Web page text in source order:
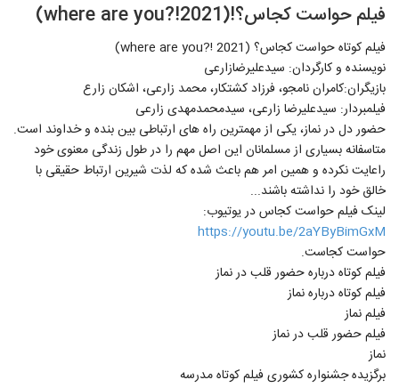
فیلم حواست کجاس؟!(where are you?!2021)
فیلم کوتاه حواست کجاس؟ (where are you?! 2021)
نویسنده و کارگردان: سیدعلیرضازارعی
بازیگران:کامران نامجو، فرزاد کشتکار، محمد زارعی، اشکان زارع
فیلمبردار: سیدعلیرضا زارعی، سیدمحمدمهدی زارعی
حضور دل در نماز، یکی از مهمترین راه های ارتباطی بین بنده و خداوند است.
متاسفانه بسیاری از مسلمانان این اصل مهم را در طول زندگی معنوی خود
راعایت نکرده و همین امر هم باعث شده که لذت شیرین ارتباط حقیقی با
خالق خود را نداشته باشند...
لینک فیلم حواست کجاس در یوتیوب:
https://youtu.be/2aYByBimGxM
حواست کجاست.
فیلم کوتاه درباره حضور قلب در نماز
فیلم کوتاه درباره نماز
فیلم نماز
فیلم حضور قلب در نماز
نماز
برگزیده جشنواره کشوری فیلم کوتاه مدرسه